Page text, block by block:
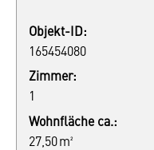
Objekt-ID:
165454080
Zimmer:
1
Wohnfläche ca.:
27,50 m²